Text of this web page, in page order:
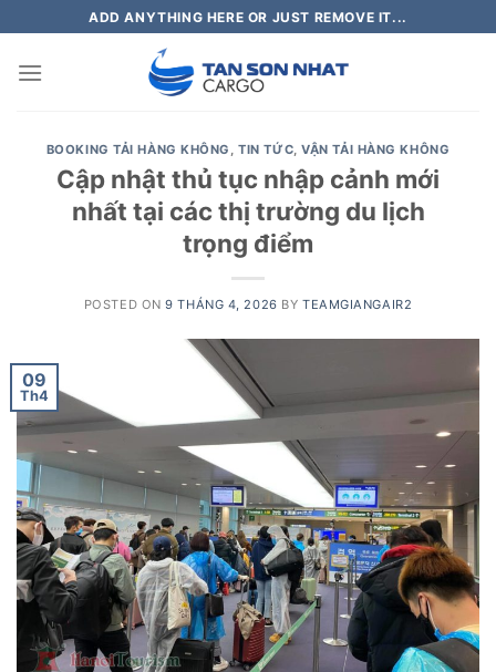
to
content
ADD ANYTHING HERE OR JUST REMOVE IT...
BOOKING TẢI HÀNG KHÔNG ,TIN TỨC,VẬN TẢI HÀNG KHÔNG
Cập nhật thủ tục nhập cảnh mới
nhất tại các thị trường du lịch
trọng điểm
POSTED ON9 THÁNG 4, 2026 BY TEAMGIANGAIR2
09
Th4